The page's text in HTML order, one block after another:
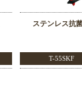
ステンレス抗
T-55SKF